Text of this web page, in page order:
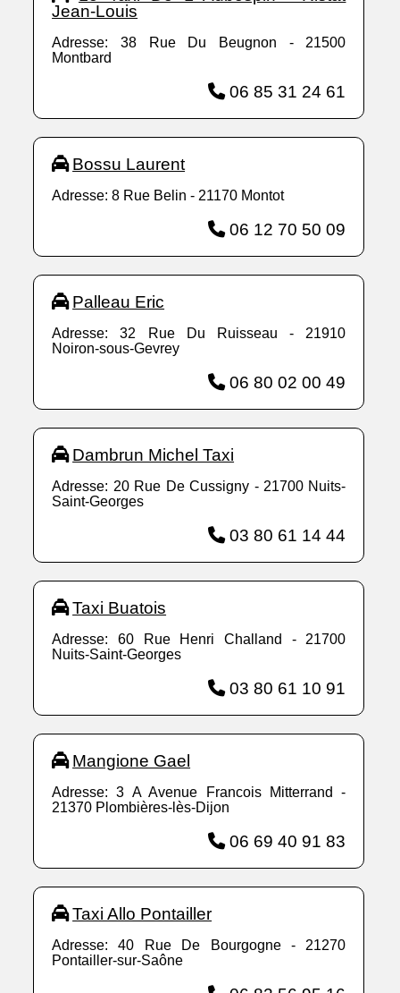
Jean-Louis
Adresse: 38 Rue Du Beugnon - 21500
Montbard
06 85 31 24 61
Bossu Laurent
Adresse: 8 Rue Belin - 21170 Montot
06 12 70 50 09
Palleau Eric
Adresse: 32 Rue Du Ruisseau - 21910
Noiron-sous-Gevrey
06 80 02 00 49
Dambrun Michel Taxi
Adresse: 20 Rue De Cussigny - 21700 Nuits-
Saint-Georges
03 80 61 14 44
Taxi Buatois
Adresse: 60 Rue Henri Challand - 21700
Nuits-Saint-Georges
03 80 61 10 91
Mangione Gael
Adresse: 3 A Avenue Francois Mitterrand -
21370 Plombières-lès-Dijon
06 69 40 91 83
Taxi Allo Pontailler
Adresse: 40 Rue De Bourgogne - 21270
Pontailler-sur-Saône